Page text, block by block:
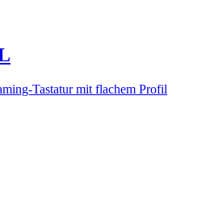
Tastatur mit flachem Profil